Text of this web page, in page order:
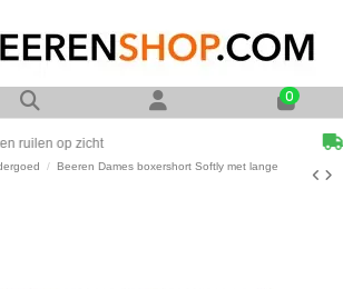
0
voor 23:00 uur besteld zelfde dag verzonden
Beeren Dames boxershort Softly met lange